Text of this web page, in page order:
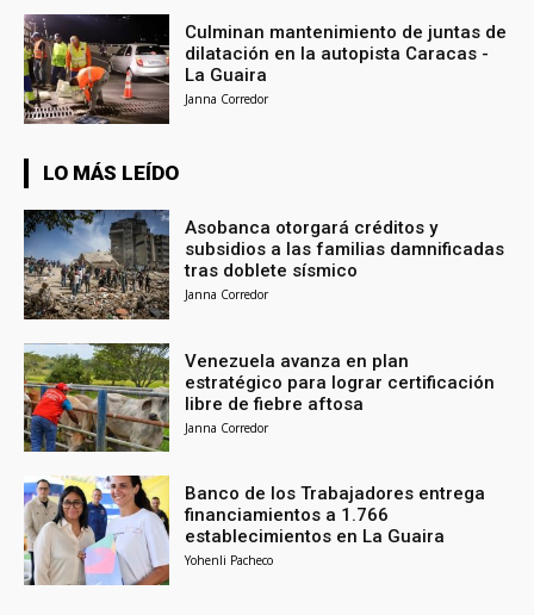
Culminan mantenimiento de juntas de
dilatación en la autopista Caracas -
La Guaira
Janna Corredor
LO MÁS LEÍDO
Asobanca otorgará créditos y
subsidios a las familias damnificadas
tras doblete sísmico
Janna Corredor
Venezuela avanza en plan
estratégico para lograr certificación
libre de fiebre aftosa
Janna Corredor
Banco de los Trabajadores entrega
financiamientos a 1.766
establecimientos en La Guaira
Yohenli Pacheco